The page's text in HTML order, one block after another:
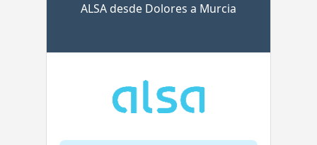
ALSA desde Dolores a Murcia